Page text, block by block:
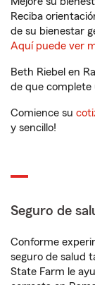
Reciba
de su bienestar
Aquí puede ver
Beth Riebel en
de que complete
Comience su
y sencillo!
Seguro de
Conforme
seguro de salud
State Farm le